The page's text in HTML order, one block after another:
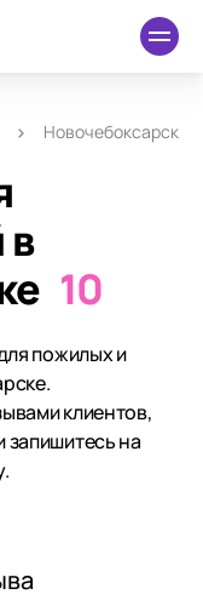
Новочебоксарск
10
пожилых и
клиентов,
на